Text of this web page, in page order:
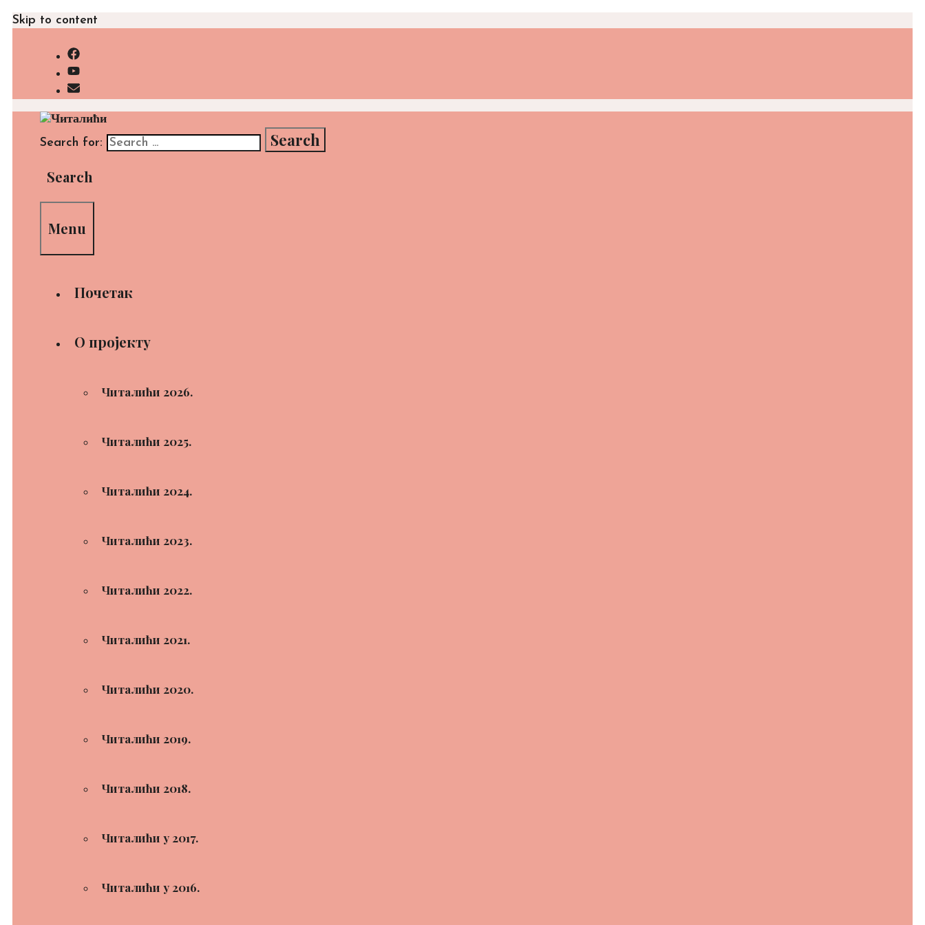
Skip to content
Search for:
Search
Menu
Почетак
О пројекту
Читалићи 2026.
Читалићи 2025.
Читалићи 2024.
Читалићи 2023.
Читалићи 2022.
Читалићи 2021.
Читалићи 2020.
Читалићи 2019.
Читалићи 2018.
Читалићи у 2017.
Читалићи у 2016.